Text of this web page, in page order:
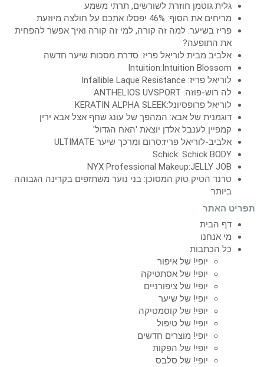
גלית גוטמן חוזרת לשורשים, תרתי משמע
מריחים את הסוף: 46% יפסלו אתכם על חולצה מיוזעת
פריז בשיער: למה זה קורה, למי זה קורה ואיך אפשר להפחית
את התופעה?
אלביב מבית לוריאל פריז: סדרת מסכות שיער חדשה
Intuition:Intuition Blossom
לוריאל פריז: Infallible Laque Resistance
לה רוש-פוזה: ANTHELIOS UVSPORT
לוריאל פרופסיונל:KERATIN ALPHA SLEEK
דוגמנית של אבא: המהפך של עונג שחף אצל אבא ירין
קמפיין לענבל אלדן יוצאת 'האח הגדול'
אלביב-לוריאל פריז:סרום ומרכך שיער ULTIMATE
Schick: Schick BODY
NYX Professional Makeup:JELLY JOB
טרנד הטיק טוק המסוכן: בני נוער משתזפים בקרינה הגבוהה
ביותר
תפריט האתר
דף הבית
מי אנחנו
כל הכתבות
יופי! של איפור
יופי! של אסתטיקה
יופי! של ציפורניים
יופי! של שיער
יופי! של קוסמטיקה
יופי! של טיפול
יופי! מוצרים חדשים
יופי! של הפקות
יופי! של סלבס